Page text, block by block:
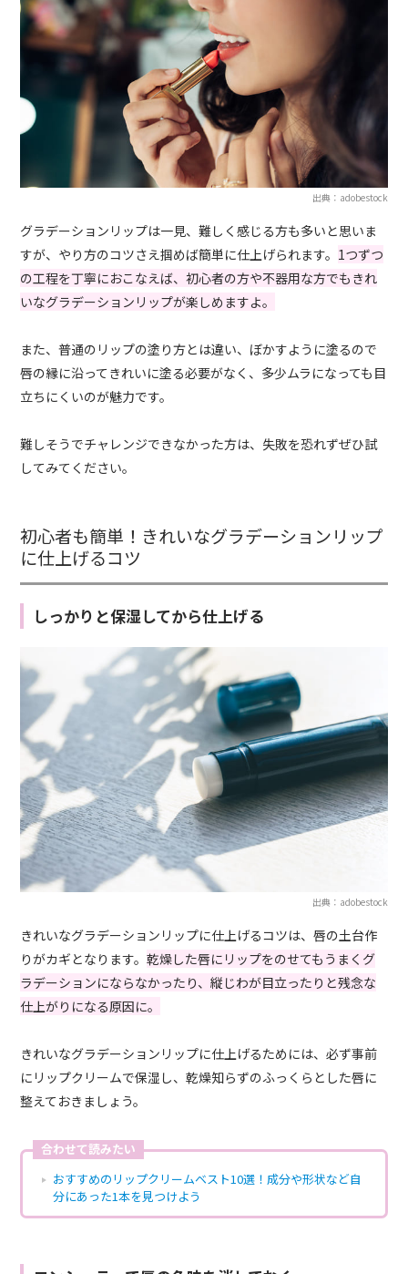
出典：adobestock
グラデーションリップは一見、難しく感じる方も多いと思いま
すが、やり方のコツさえ掴めば簡単に仕上げられます。 1つずつ
の工程を丁寧におこなえば、初心者の方や不器用な方でもきれ
いなグラデーションリップが楽しめますよ。
また、普通のリップの塗り方とは違い、ぼかすように塗るので
唇の縁に沿ってきれいに塗る必要がなく、多少ムラになっても目
立ちにくいのが魅力です。
難しそうでチャレンジできなかった方は、失敗を恐れずぜひ試
してみてください。
初心者も簡単！きれいなグラデーションリップ
に仕上げるコツ
しっかりと保湿してから仕上げる
出典：adobestock
きれいなグラデーションリップに仕上げるコツは、唇の土台作
りがカギとなります。乾燥した唇にリップをのせてもうまくグ
ラデーションにならなかったり、縦じわが目立ったりと残念な
仕上がりになる原因に。
きれいなグラデーションリップに仕上げるためには、必ず事前
にリップクリームで保湿し、乾燥知らずのふっくらとした唇に
整えておきましょう。
合わせて読みたい
おすすめのリップクリームベスト10選！成分や形状など自
分にあった1本を見つけよう